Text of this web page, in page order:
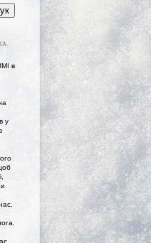
в
у